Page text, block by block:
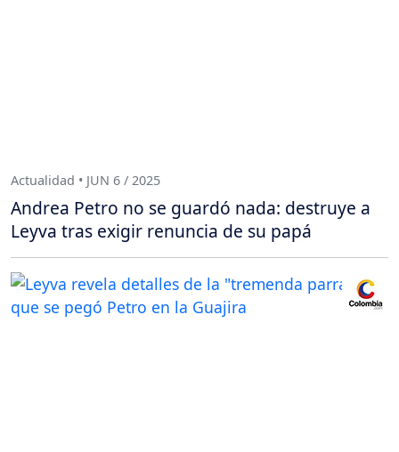
Actualidad • JUN 6 / 2025
Andrea Petro no se guardó nada: destruye a
Leyva tras exigir renuncia de su papá